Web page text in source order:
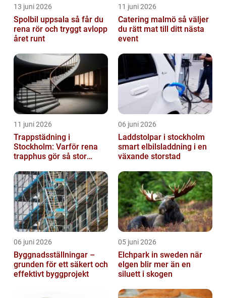
13 juni 2026
Spolbil uppsala så får du
rena rör och tryggt avlopp
året runt
11 juni 2026
Catering malmö så väljer
du rätt mat till ditt nästa
event
11 juni 2026
Trappstädning i
Stockholm: Varför rena
trapphus gör så stor
06 juni 2026
Laddstolpar i stockholm
smart elbilsladdning i en
växande storstad
06 juni 2026
Byggnadsställningar –
grunden för ett säkert och
effektivt byggprojekt
05 juni 2026
Elchpark in sweden när
elgen blir mer än en
siluett i skogen